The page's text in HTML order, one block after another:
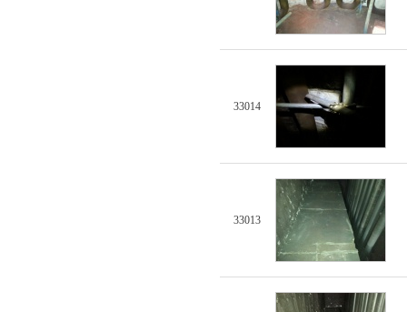
33014
33013